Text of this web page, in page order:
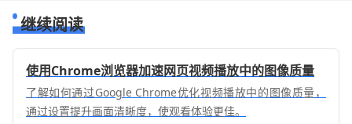
继续阅读
使用Chrome浏览器加速网页视频播放中的图像质量
了解如何通过Google Chrome优化视频播放中的图像质量，
通过设置提升画面清晰度，使观看体验更佳。